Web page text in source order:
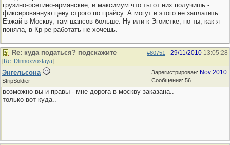
грузино-осетино-армянские, и максимум что ты от них получишь -
фиксированную цену строго по прайсу. А могут и этого не заплатить.
Езжай в Москву, там шансов больше. Ну или к Эгоистке, но ты, как я
поняла, в Кр-ре работать не хочешь.
#80751 - 29/11/2010 13:05:28
Re: куда податься? подскажите
[Re: Dlinnoxvostaya]
Зарегистрирован: Nov 2010
Сообщения: 56
Энгельсона
StripSoldier
возможно вы и правы - мне дорога в москву заказана..
только вот куда..